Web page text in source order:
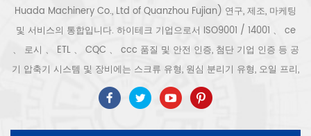
Huada Machinery Co., Ltd of Quanzhou Fujian) 연구, 제조, 마케팅
및 서비스의 통합입니다. 하이테크 기업으로서 ISO9001 / 14001 、 ce
、 로시 、 ETL 、 CQC 、 ccc 품질 및 안전 인증, 첨단 기업 인증 등 공
기 압축기 시스템 및 장비에는 스크류 유형, 원심 분리기 유형, 오일 프리,
스크롤 유형, 피스톤 유형, 건조기, 필터, 배수기, 완전한 공기 압축기 생산
라인 등이 포함됩니다. 보다 300 가지 유형의 공기 압축기 산업 전문가
우리 회사는 보다 30 년 경력 from 압력 용기, 전기 모터, 정밀 부품 가공